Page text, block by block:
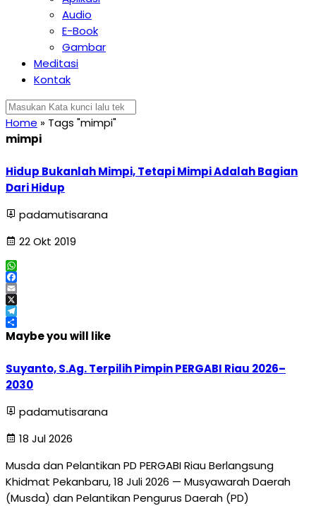
Audio
E-Book
Gambar
Meditasi
Kontak
Home » Tags "mimpi"
mimpi
Hidup Bukanlah Mimpi, Tetapi Mimpi Adalah Bagian
Dari Hidup
padamutisarana
22 Okt 2019
WhatsApp
Facebook
Email
X
Telegram
Share
Maybe you will like
Suyanto, S.Ag. Terpilih Pimpin PERGABI Riau 2026–
2030
padamutisarana
18 Jul 2026
Musda dan Pelantikan PD PERGABI Riau Berlangsung
Khidmat Pekanbaru, 18 Juli 2026 — Musyawarah Daerah
(Musda) dan Pelantikan Pengurus Daerah (PD)